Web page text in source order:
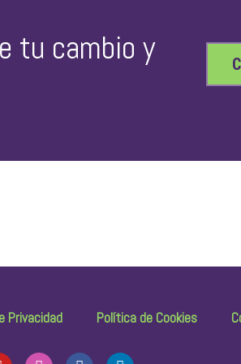
tu cambio y
Privacidad Política de Cookies